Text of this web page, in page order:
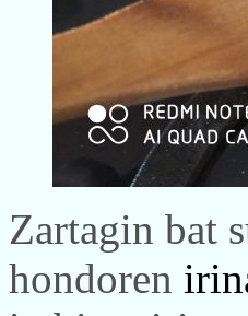
Zartagin bat
hondoren